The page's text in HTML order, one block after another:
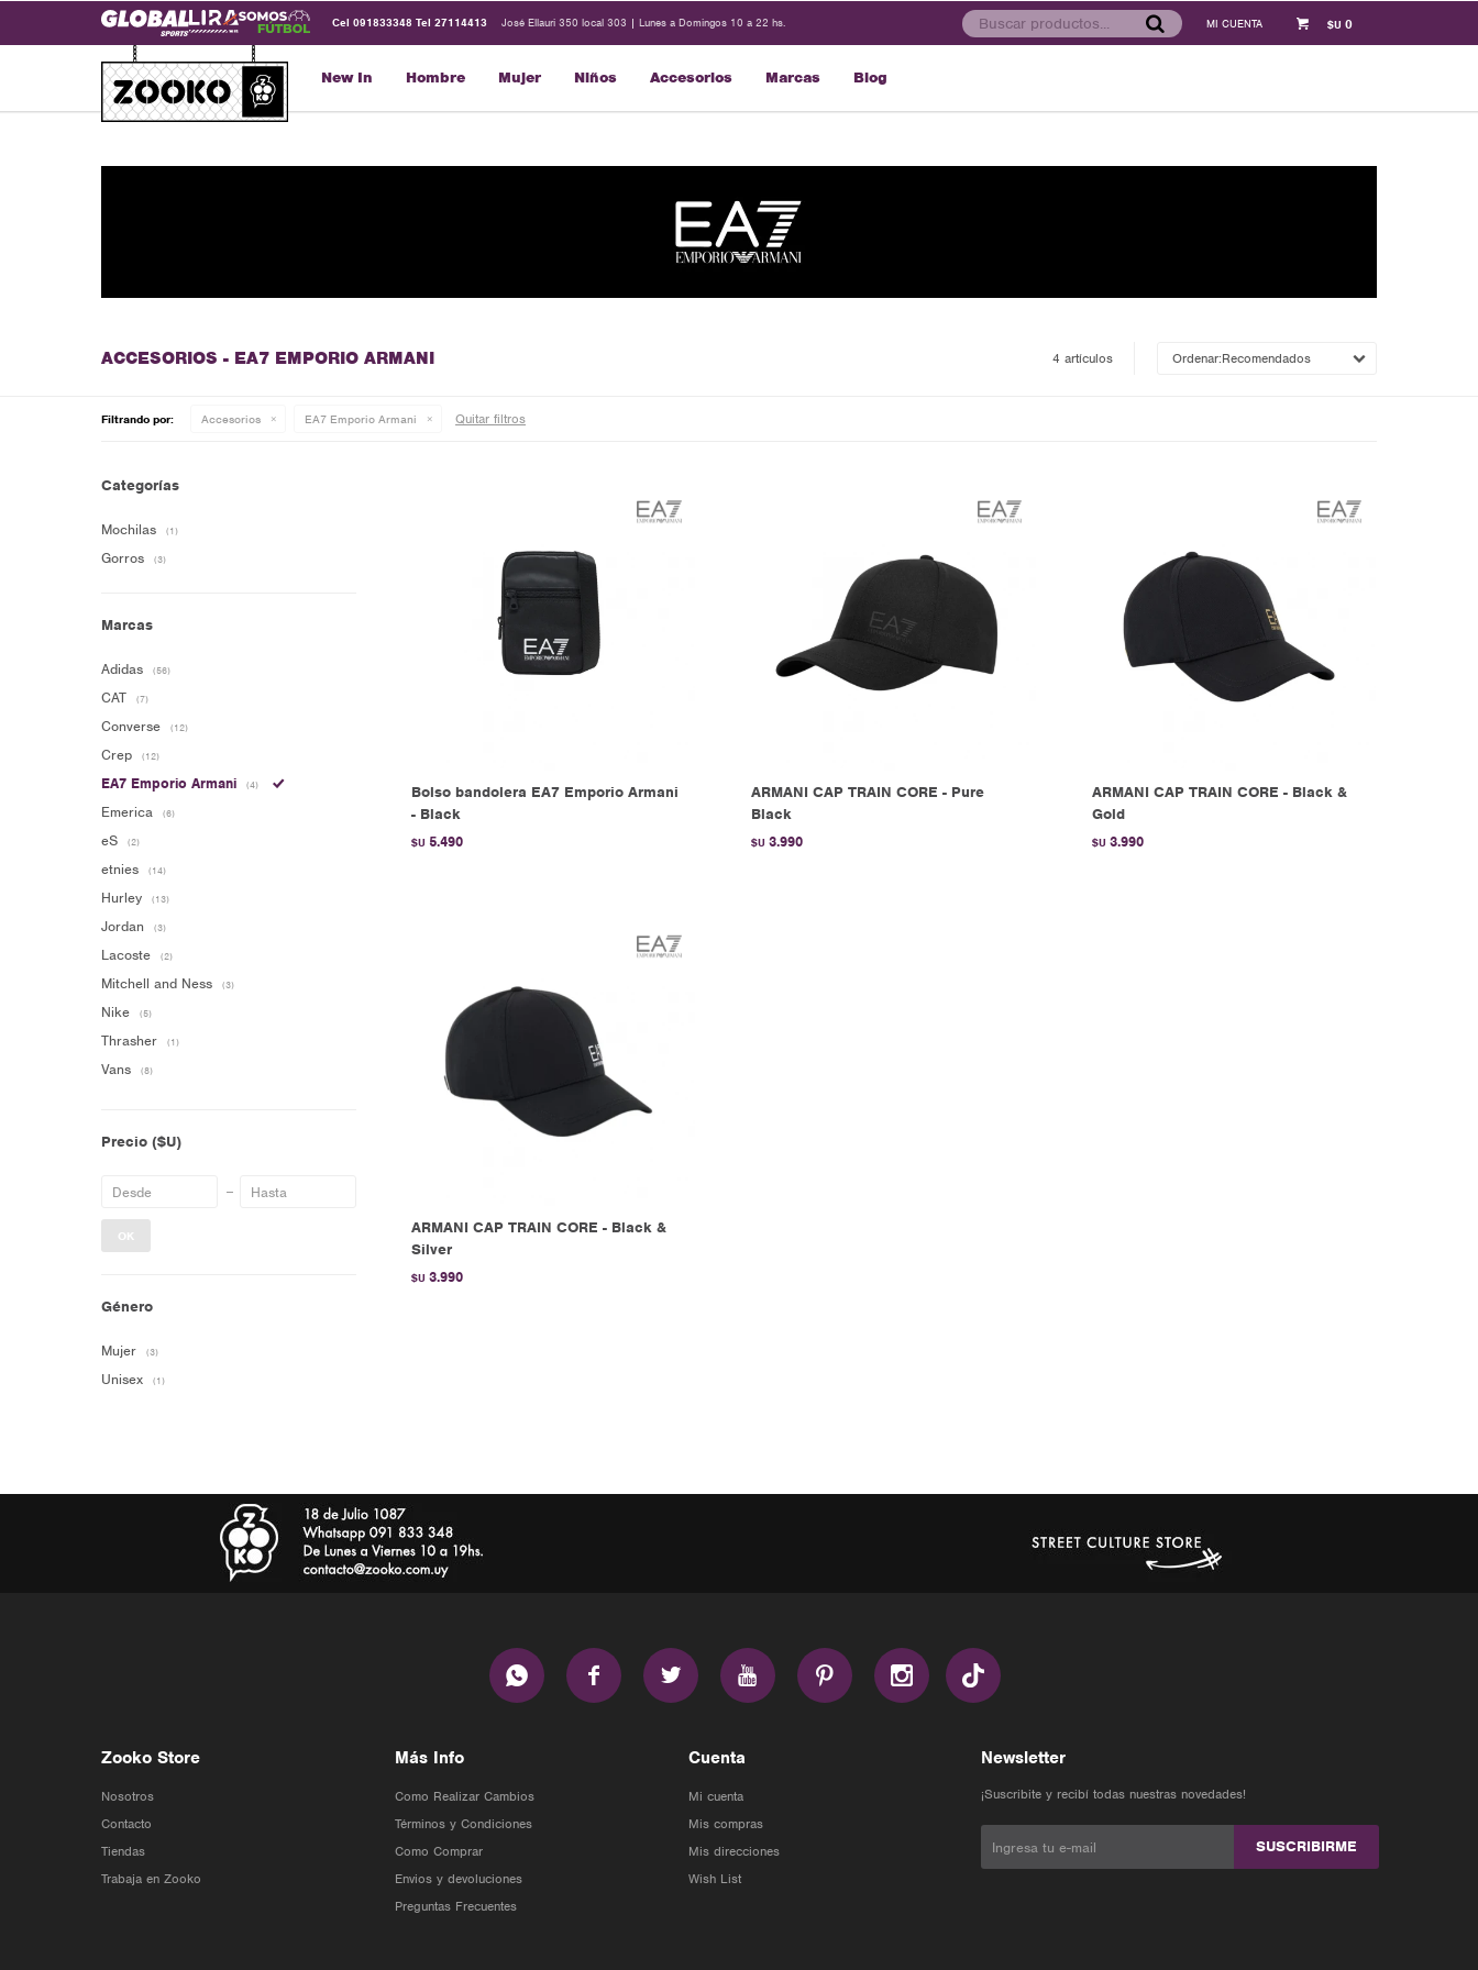
New In Hombre Mujer Niños Accesorios Marcas Blog
$U 0
Cel 091833348 Tel 27114413 José Ellauri 350 local 303 | Lunes a Domingos 10 a 22 hs.
ACCESORIOS - EA7 EMPORIO ARMANI 4 artículos Recomendados
Filtrando por: Accesorios EA7 Emporio Armani Quitar filtros
Bolso bandolera EA7 Emporio Armani
- Black
$U 5.490
ARMANI CAP TRAIN CORE - Pure
Black
$U 3.990
ARMANI CAP TRAIN CORE - Black &
Gold
$U 3.990
ARMANI CAP TRAIN CORE - Black &
Silver
$U 3.990
Categorías
Mochilas (1)
Gorros (3)
Marcas
Adidas (56)
CAT (7)
Converse (12)
Crep (12)
EA7 Emporio Armani (4)
Emerica (6)
eS (2)
etnies (14)
Hurley (13)
Jordan (3)
Lacoste (2)
Mitchell and Ness (3)
Nike (5)
Thrasher (1)
Vans (8)
Precio ($U)
OK
Género
Mujer (3)
Unisex (1)
     
Zooko Store
Nosotros
Contacto
Tiendas
Trabaja en Zooko
Más Info
Como Realizar Cambios
Términos y Condiciones
Como Comprar
Envios y devoluciones
Preguntas Frecuentes
Cuenta
Mi cuenta
Mis compras
Mis direcciones
Wish List
Newsletter
¡Suscribite y recibí todas nuestras novedades!
SUSCRIBIRME